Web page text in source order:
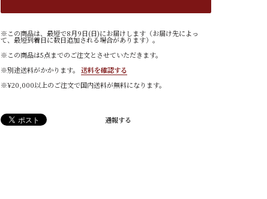
※この商品は、最短で8月9日(日)にお届けします（お届け先によっ
て、最短到着日に数日追加される場合があります）。
※この商品は5点までのご注文とさせていただきます。
※別途送料がかかります。
送料を確認する
※¥20,000以上のご注文で国内送料が無料になります。
通報する